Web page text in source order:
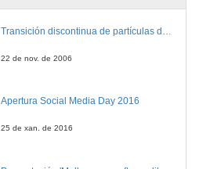
22 de nov. de 2006
Apertura Social Media Day 2016
25 de xan. de 2016